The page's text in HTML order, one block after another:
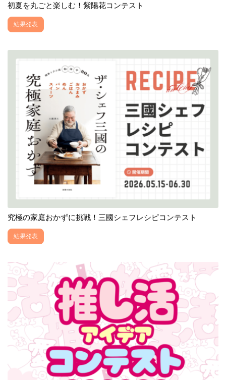
初夏を丸ごと楽しむ！紫陽花コンテスト
結果発表
究極の家庭おかずに挑戦！三國シェフレシピコンテスト
結果発表